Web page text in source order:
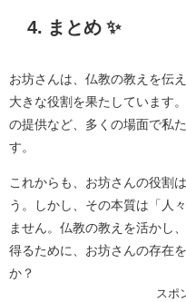
4. まとめ ✨
お坊さんは、仏教の教えを伝
大きな役割を果たしています
の提供など、多くの場面で私
す。
これからも、お坊さんの役割
う。しかし、その本質は「人
ません。仏教の教えを活かし
得るために、お坊さんの存在
か？
スポ